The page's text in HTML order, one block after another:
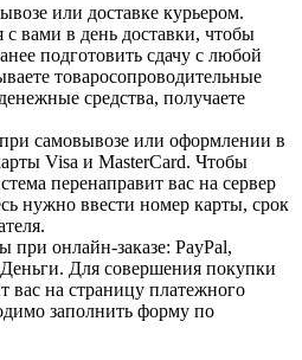
или доставке курьером.
с вами в день доставки, чтобы
подготовить сдачу с любой
товаросопроводительные
средства, получаете
самовывозе или оформлении в
Visa и MasterCard. Чтобы
перенаправит вас на сервер
нужно ввести номер карты, срок
при онлайн-заказе: PayPal,
Для совершения покупки
вас на страницу платежного
заполнить форму по